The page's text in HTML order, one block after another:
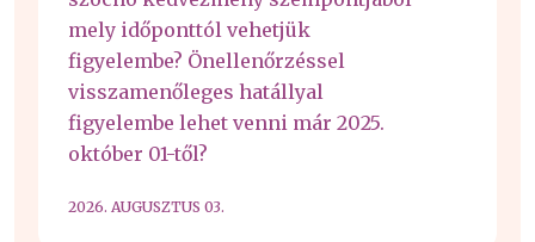
mely időponttól vehetjük
figyelembe? Önellenőrzéssel
visszamenőleges hatállyal
figyelembe lehet venni már 2025.
október 01-től?
2026. AUGUSZTUS 03.